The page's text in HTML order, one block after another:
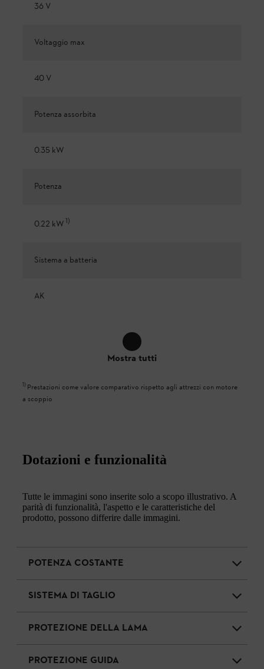
36 V
Voltaggio max
40 V
Potenza assorbita
0.35 kW
Potenza
0.22 kW1)
Sistema a batteria
AK
Mostra tutti
1) Prestazioni come valore comparativo rispetto agli attrezzi con motore
a scoppio
Dotazioni e funzionalità
Tutte le immagini sono inserite solo a scopo illustrativo. A
parità di funzionalità, l'aspetto e le caratteristiche del
prodotto, possono differire dalle immagini.
POTENZA COSTANTE
SISTEMA DI TAGLIO
PROTEZIONE DELLA LAMA
PROTEZIONE GUIDA